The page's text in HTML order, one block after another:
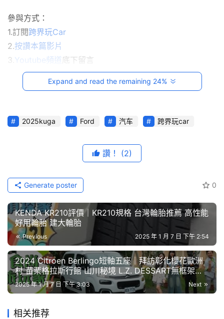
獎
跨
界
藝
口
碑
古
車
行
百
大
中
車
參與方式：
1.訂閱跨界玩Car
2.按讚本篇影片
3. Youtube頻道底下留言
抽獎公布時間：2024/11/18
敬請鎖定 跨界玩Car官網：https://www.playcar.org/
Expand and read the remaining 24%
Close Ad
2025kuga Ford 汽车 跨界玩car
讚！ (2)
0
Generate poster
KENDA KR210評價│KR210規格 台灣輪胎推薦 高性能
好用輪胎 建大輪胎
Previous 2025 年 1 月 7 日 下午 2:54
2024 Citroen Berlingo短軸五座│拜訪彰化櫻花歐洲
村 苗栗格拉斯行館 山川秘境 L.Z. DESSART無框架甜
點 布丁狗
Next
2025 年 1 月 7 日 下午 3:03
相关推荐